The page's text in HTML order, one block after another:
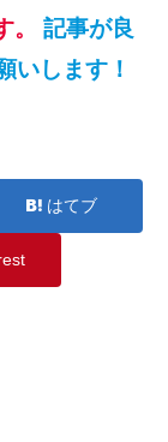
記事が良
いします！
はてブ